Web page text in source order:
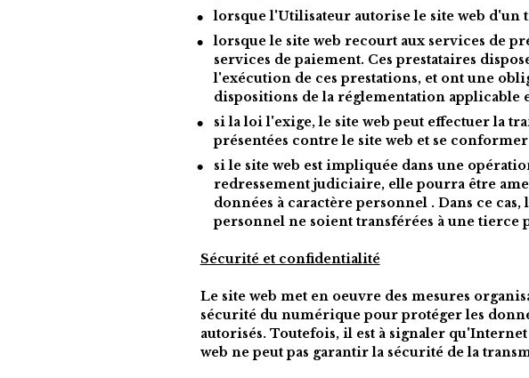
lorsque l'Utilisateur autorise le site web d'un
lorsque le site web recourt aux services de
services de paiement. Ces prestataires
l'exécution de ces prestations, et ont une
dispositions de la réglementation applicable
si la loi l'exige, le site web peut effectuer la
présentées contre le site web et se
si le site web est impliquée dans une
redressement judiciaire, elle pourra être
données à caractère personnel . Dans ce
personnel ne soient transférées à une tierce
Sécurité et confidentialité
Le site web met en oeuvre des mesures
sécurité du numérique pour protéger les
autorisés. Toutefois, il est à signaler
web ne peut pas garantir la sécurité de la